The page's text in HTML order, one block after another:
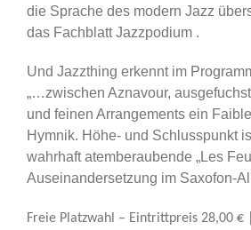
die Sprache des modern Jazz
das Fachblatt Jazzpodium .
Und Jazzthing erkennt im
„…zwischen Aznavour,
und feinen Arrangements ein
Hymnik. Höhe- und Schlusspunkt
wahrhaft atemberaubende „Les
Auseinandersetzung im Saxofon-
Freie Platzwahl – Eintrittpreis 28,00 €